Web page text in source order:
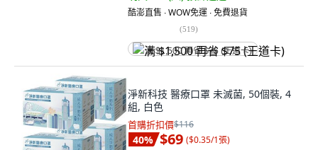
酷澎直售 ∙ WOW免運 ∙ 免費退貨
(519)
满 $1,500 再省 $75 (王道卡)
淨新科技 醫療口罩 未滅菌, 50個裝, 4
組, 白色
首購折扣價$116
40% $69 ($0.35/1張)